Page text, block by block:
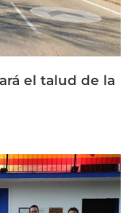
el talud de la